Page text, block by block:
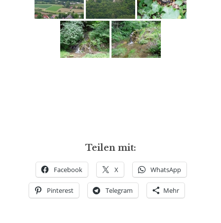
Teilen mit:
Facebook X WhatsApp
Pinterest Telegram Mehr